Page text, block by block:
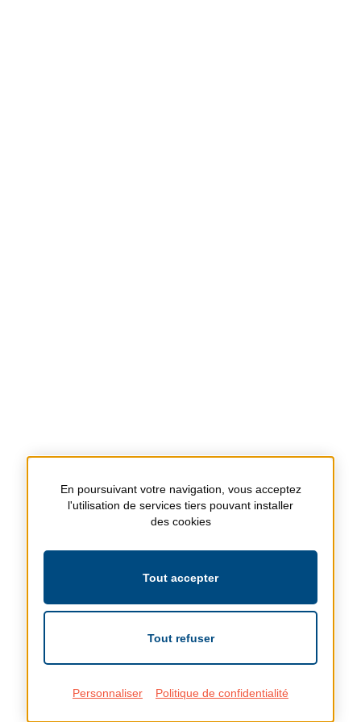
En poursuivant votre navigation, vous acceptez
l'utilisation de services tiers pouvant installer
des cookies
Tout accepter
Tout refuser
Personnaliser Politique de confidentialité